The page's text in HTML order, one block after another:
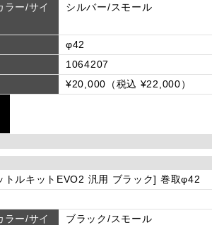
ラー/サイ
シルバー/スモール
φ42
1064207
¥20,000（税込 ¥22,000）
トルキットEVO2 汎用 ブラック] 巻取φ42
ラー/サイ
ブラック/スモール